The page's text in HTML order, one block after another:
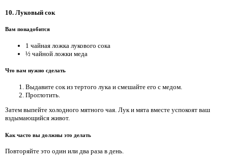
10. Луковый сок
Вам понадобится
1 чайная ложка лукового сока
½ чайной ложки меда
Что вам нужно сделать
Выдавите сок из тертого лука и смешайте его с медом.
Проглотить.
Затем выпейте холодного мятного чая. Лук и мята вместе успокоят ваш
вздымающийся живот.
Как часто вы должны это делать
Повторяйте это один или два раза в день.